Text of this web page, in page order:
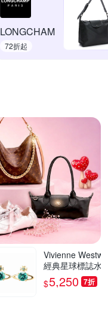
LONGCHAM
72折起
Vivienne
經典星球標誌水
珍珠飾穿針式耳
多款
$5,250 7折